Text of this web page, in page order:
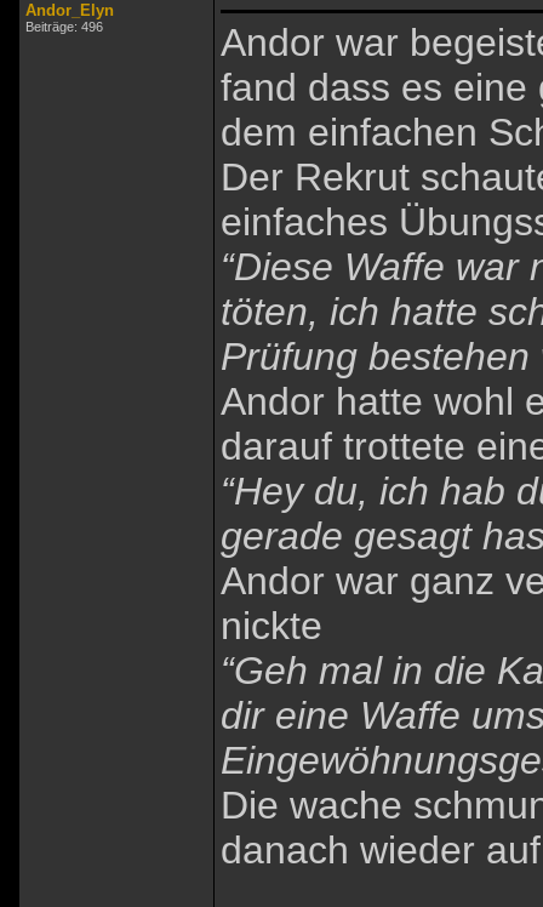
Andor_Elyn
Beiträge: 496
Andor war
fand dass es eine
dem einfachen
Der Rekrut
einfaches
“Diese Waffe war
töten, ich hatte
Prüfung bestehen
Andor hatte wohl
darauf trottete
“Hey du, ich hab
gerade gesagt
Andor war ganz
nickte
“Geh mal in die
dir eine Waffe
Die wache
danach wieder